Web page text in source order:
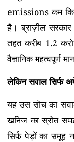
emissions कम
है। ब्राज़ील
तहत करीब 1.2
वैज्ञानिक महत्वपूर्ण
लेकिन सवाल सिर्फ
यह उस सोच का
खनिज का स्रोत
सिर्फ पेड़ों का समूह